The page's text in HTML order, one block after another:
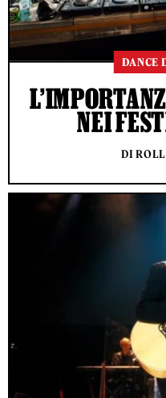
DANCE
NEI
DI